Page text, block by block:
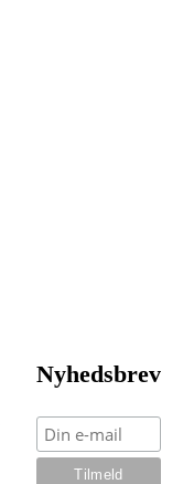
Nyhedsbrev